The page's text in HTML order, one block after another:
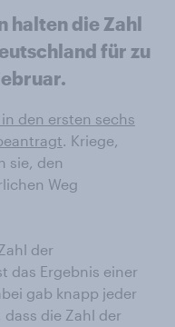
halten die Zahl
für zu
den ersten sechs
. Kriege,
sie, den
Weg
der
das Ergebnis einer
gab knapp jeder
die Zahl der